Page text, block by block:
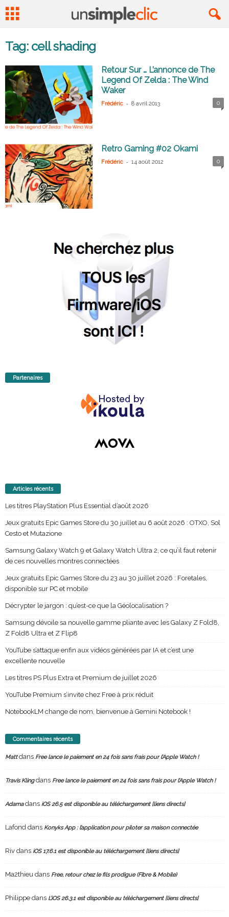
Tag: cell shading
Retour Sur … L’annonce de The
Legend Of Zelda : The Wind
Waker
Frédéric - 8 avril 2013 0
Retro Gaming #02 Okami
Frédéric - 14 août 2012 0
Partenaires
Articles récents
Les titres PlayStation Plus Essential d’août 2026
Jeux gratuits Epic Games Store du 30 juillet au 6 août 2026 : OTXO, Sol
Cesto et Mutazione
Samsung Galaxy Watch 9 et Galaxy Watch Ultra 2, ce qu’il faut retenir
de ces nouvelles montres connectées
Jeux gratuits Epic Games Store du 23 au 30 juillet 2026 : Foretales,
disponible sur PC et mobile
Décrypter le jargon : qu’est-ce que la Géolocalisation ?
Samsung dévoile sa nouvelle gamme pliante avec les Galaxy Z Fold8,
Z Fold8 Ultra et Z Flip8
YouTube s’attaque enfin aux vidéos générées par IA et c’est une
excellente nouvelle
Les titres PS Plus Extra et Premium de juillet 2026
YouTube Premium s’invite chez Free à prix réduit
NotebookLM change de nom, bienvenue à Gemini Notebook !
Commentaires récents
Mattdans Free lance le paiement en 24 fois sans frais pour l’Apple Watch !
Travis Klingdans Free lance le paiement en 24 fois sans frais pour l’Apple Watch !
Adamadans iOS 26.5 est disponible au téléchargement [liens directs]
Lafond dans Konyks App : l’application pour piloter sa maison connectée
Riv dans iOS 17.6.1 est disponible au téléchargement [liens directs]
Ma2thieu dans Free, retour chez le fils prodigue (Fibre & Mobile)
Philippe dans L’iOS 26.3.1 est disponible au téléchargement [liens directs]